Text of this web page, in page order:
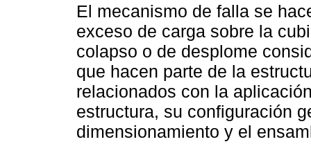
El mecanismo de falla se
exceso de carga sobre la
colapso o de desplome
que hacen parte de la
relacionados con la
estructura, su configuración
dimensionamiento y el